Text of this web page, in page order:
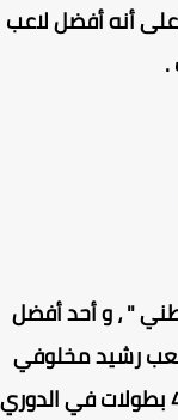
أنه أفضل لاعب
" ، و أحد أفضل
رشيد مخلوفي
سانت إتيان الفرنسي و حقق 4 بطولات في الدوري